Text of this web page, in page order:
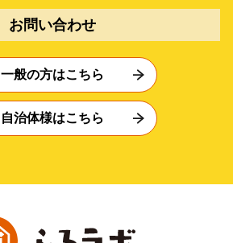
お問い合わせ
一般の方はこちら
自治体様はこちら